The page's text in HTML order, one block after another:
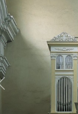
Předchozí